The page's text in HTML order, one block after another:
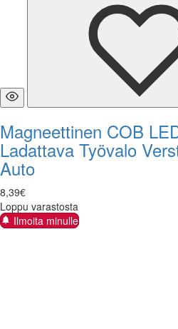
Magneettinen COB
Ladattava Työvalo
Auto
8,39€
Loppu varastosta
Ilmoita minulle